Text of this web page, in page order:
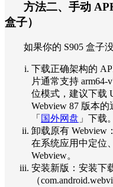
方法二、手动
盒子）
如果你的 S905 盒子
下载正确架构的
片通常支持
位模式，建议下载
Webview 87 版本的
「 国外网盘 」下载。
卸载原有 Webview
在系统应用中定位
Webview。
安装新版：安装下
（